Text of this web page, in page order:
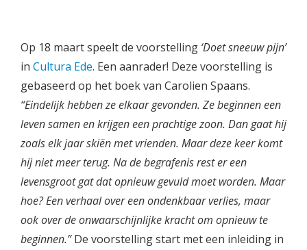
Op 18 maart speelt de voorstelling ‘Doet sneeuw pijn’
in Cultura Ede. Een aanrader! Deze voorstelling is
gebaseerd op het boek van Carolien Spaans.
“Eindelijk hebben ze elkaar gevonden. Ze beginnen een
leven samen en krijgen een prachtige zoon. Dan gaat hij
zoals elk jaar skiën met vrienden. Maar deze keer komt
hij niet meer terug. Na de begrafenis rest er een
levensgroot gat dat opnieuw gevuld moet worden. Maar
hoe? Een verhaal over een ondenkbaar verlies, maar
ook over de onwaarschijnlijke kracht om opnieuw te
beginnen.”De voorstelling start met een inleiding in